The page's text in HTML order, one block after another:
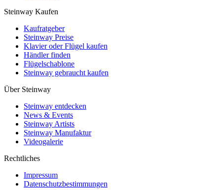
Steinway Kaufen
Kaufratgeber
Steinway Preise
Klavier oder Flügel kaufen
Händler finden
Flügelschablone
Steinway gebraucht kaufen
Über Steinway
Steinway entdecken
News & Events
Steinway Artists
Steinway Manufaktur
Videogalerie
Rechtliches
Impressum
Datenschutzbestimmungen